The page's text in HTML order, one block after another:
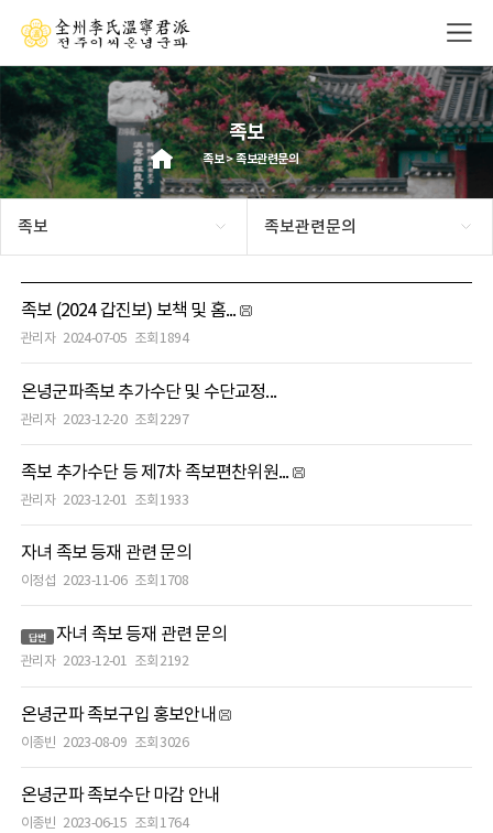
족보
족보 > 족보관련문의
족보 족보관련문의
족보 (2024 갑진보) 보책 및 홈...
관리자 2024-07-05 조회 1894
온녕군파족보 추가수단 및 수단교정...
관리자 2023-12-20 조회 2297
족보 추가수단 등 제7차 족보편찬위원...
관리자 2023-12-01 조회 1933
자녀 족보 등재 관련 문의
이정섭 2023-11-06 조회 1708
자녀 족보 등재 관련 문의
관리자 2023-12-01 조회 2192
온녕군파 족보구입 홍보안내
이종빈 2023-08-09 조회 3026
온녕군파 족보수단 마감 안내
이종빈 2023-06-15 조회 1764